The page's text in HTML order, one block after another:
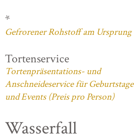
*
Gefrorener Rohstoff am Ursprung
Tortenservice
Tortenpräsentations- und
Anschneideservice für Geburtstage
und Events (Preis pro Person)
Wasserfall